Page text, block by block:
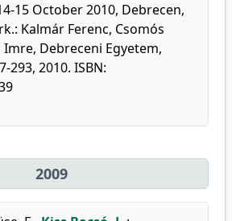
15 October 2010, Debrecen,
Kalmár Ferenc, Csomós
Imre, Debreceni Egyetem,
293, 2010. ISBN:
2009